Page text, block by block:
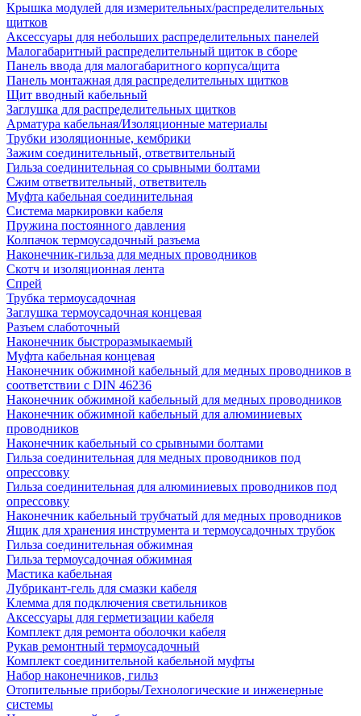
Крышка модулей для измерительных/распределительных
щитков
Аксессуары для небольших распределительных панелей
Малогабаритный распределительный щиток в сборе
Панель ввода для малогабаритного корпуса/щита
Панель монтажная для распределительных щитков
Щит вводный кабельный
Заглушка для распределительных щитков
Арматура кабельная/Изоляционные материалы
Трубки изоляционные, кембрики
Зажим соединительный, ответвительный
Гильза соединительная со срывными болтами
Сжим ответвительный, ответвитель
Муфта кабельная соединительная
Система маркировки кабеля
Пружина постоянного давления
Колпачок термоусадочный разъема
Наконечник-гильза для медных проводников
Скотч и изоляционная лента
Спрей
Трубка термоусадочная
Заглушка термоусадочная концевая
Разъем слаботочный
Наконечник быстроразмыкаемый
Муфта кабельная концевая
Наконечник обжимной кабельный для медных проводников в
соответствии с DIN 46236
Наконечник обжимной кабельный для медных проводников
Наконечник обжимной кабельный для алюминиевых
проводников
Наконечник кабельный со срывными болтами
Гильза соединительная для медных проводников под
опрессовку
Гильза соединительная для алюминиевых проводников под
опрессовку
Наконечник кабельный трубчатый для медных проводников
Ящик для хранения инструмента и термоусадочных трубок
Гильза соединительная обжимная
Гильза термоусадочная обжимная
Мастика кабельная
Лубрикант-гель для смазки кабеля
Клемма для подключения светильников
Аксессуары для герметизации кабеля
Комплект для ремонта оболочки кабеля
Рукав ремонтный термоусадочный
Комплект соединительной кабельной муфты
Набор наконечников, гильз
Отопительные приборы/Технологические и инженерные
системы